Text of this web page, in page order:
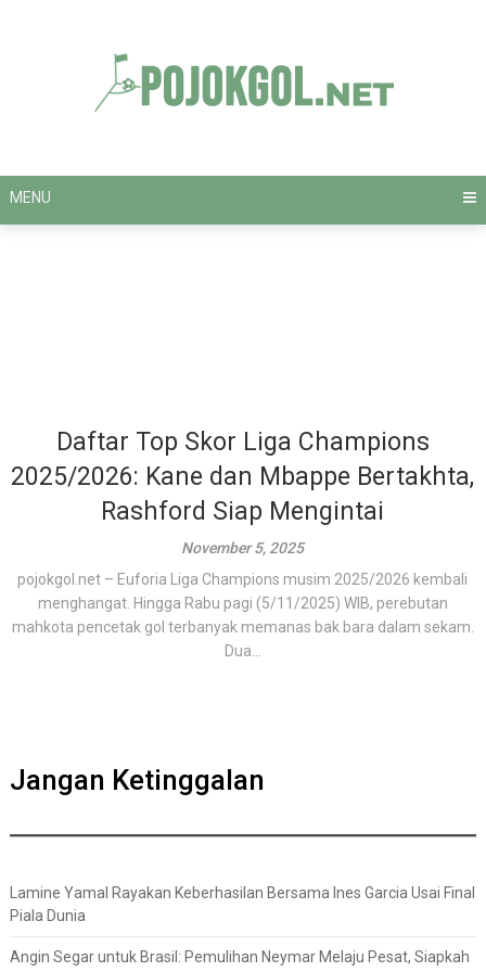
MENU
Daftar Top Skor Liga Champions
2025/2026: Kane dan Mbappe Bertakhta,
Rashford Siap Mengintai
November 5, 2025
pojokgol.net – Euforia Liga Champions musim 2025/2026 kembali
menghangat. Hingga Rabu pagi (5/11/2025) WIB, perebutan
mahkota pencetak gol terbanyak memanas bak bara dalam sekam.
Dua...
Jangan Ketinggalan
Lamine Yamal Rayakan Keberhasilan Bersama Ines Garcia Usai Final
Piala Dunia
Angin Segar untuk Brasil: Pemulihan Neymar Melaju Pesat, Siapkah